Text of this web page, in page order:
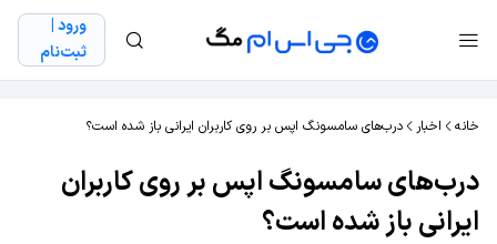
ورود |
ثبت‌نام
خانه اخبار درب‌های سامسونگ اپس بر روی کاربران ایرانی باز شده است؟
درب‌های سامسونگ اپس بر روی کاربران
ایرانی باز شده است؟